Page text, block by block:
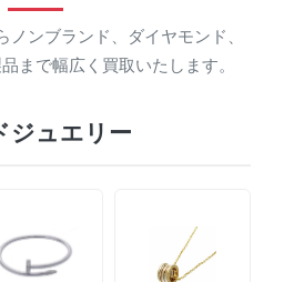
ンブランド、ダイヤモンド、
まで幅広く買取いたします。
ジュエリー